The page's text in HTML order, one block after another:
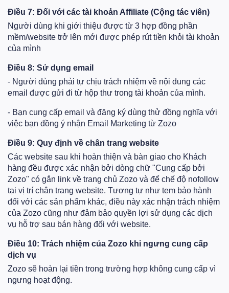
Điều 7: Đối với các tài khoản Affiliate (Cộng tác viên)
Người dùng khi giới thiệu được từ 3 hợp đồng phần
mềm/website trở lên mới được phép rút tiền khỏi tài khoản
của mình
Điều 8: Sử dụng email
- Người dùng phải tự chịu trách nhiệm về nội dung các
email được gửi đi từ hộp thư trong tài khoản của mình.
- Bạn cung cấp email và đăng ký dùng thử đồng nghĩa với
việc bạn đồng ý nhận Email Marketing từ Zozo
Điều 9: Quy định về chân trang website
Các website sau khi hoàn thiện và bàn giao cho Khách
hàng đều được xác nhận bởi dòng chữ "Cung cấp bởi
Zozo" có gắn link về trang chủ Zozo và để chế độ nofollow
tại vị trí chân trang website. Tương tự như tem bảo hành
đối với các sản phẩm khác, điều này xác nhận trách nhiệm
của Zozo cũng như đảm bảo quyền lợi sử dụng các dịch
vụ hỗ trợ sau bán hàng đối với website.
Điều 10: Trách nhiệm của Zozo khi ngưng cung cấp
dịch vụ
Zozo sẽ hoàn lại tiền trong trường hợp không cung cấp vì
ngưng hoạt động.